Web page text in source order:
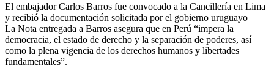
El embajador Carlos Barros fue convocado a la Cancillería en Lima
y recibió la documentación solicitada por el gobierno uruguayo
La Nota entregada a Barros asegura que en Perú “impera la
democracia, el estado de derecho y la separación de poderes, así
como la plena vigencia de los derechos humanos y libertades
fundamentales”.